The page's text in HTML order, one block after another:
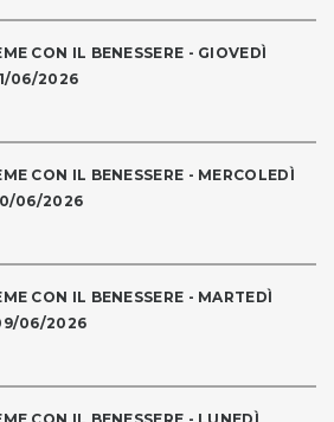
CON IL BENESSERE - GIOVEDÌ
06/2026
CON IL BENESSERE - MERCOLEDÌ
06/2026
CON IL BENESSERE - MARTEDÌ
06/2026